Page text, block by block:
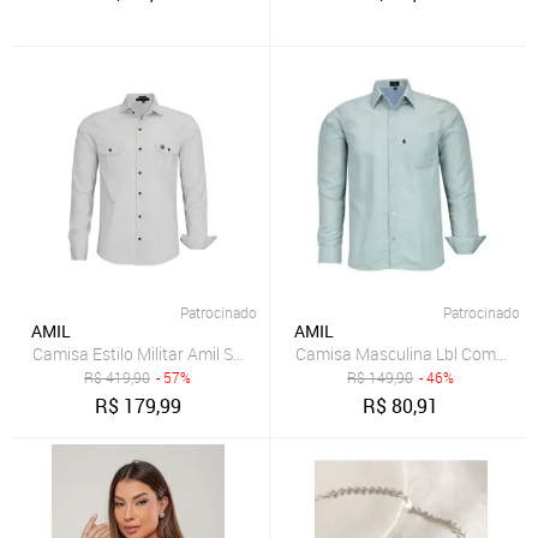
Patrocinado
AMIL
Camisa Estilo Militar Amil Slim Scorpion 2 Bolsos Manga Longa
R$419,90 - 57%
R$ 179,99
Patrocinado
AMIL
Camisa Masculina Lbl Comfort
R$149,90 - 46%
R$80,91